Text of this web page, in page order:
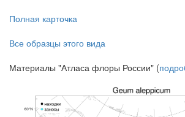
Полная карточка
Все образцы этого вида
Материалы "Атласа флоры России" (